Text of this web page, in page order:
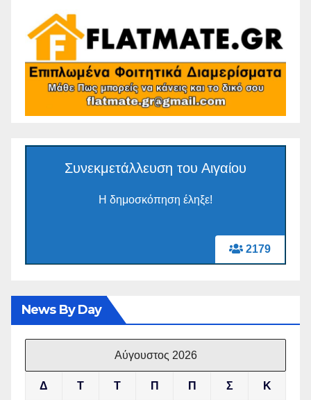
2179
Συνεκμετάλλευση του Αιγαίου
Η δημοσκόπηση έληξε!
News By Day
Αύγουστος 2026
Δ Τ Τ Π Π Σ Κ